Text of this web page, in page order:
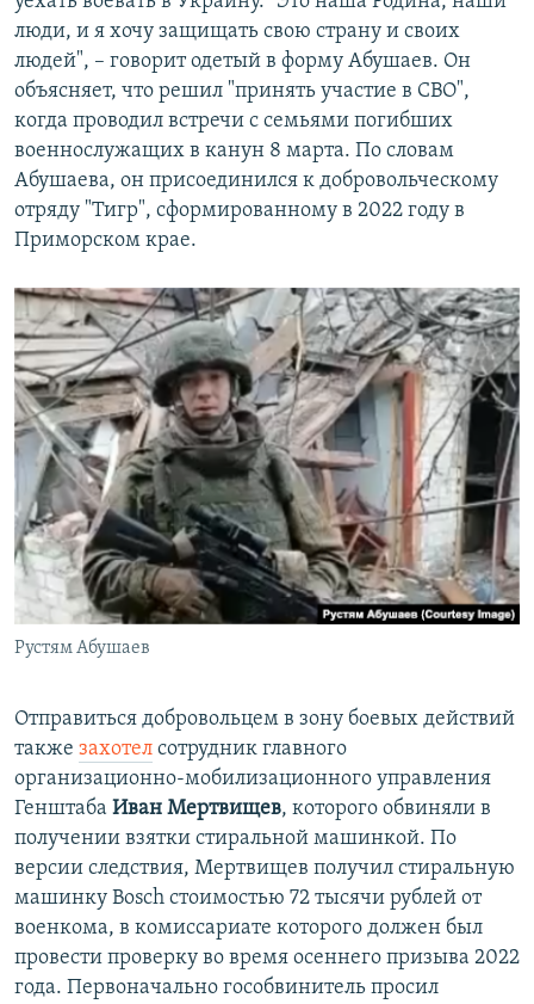
люди, и я хочу защищать свою страну и своих
людей", – говорит одетый в форму Абушаев. Он
объясняет, что решил "принять участие в СВО",
когда проводил встречи с семьями погибших
военнослужащих в канун 8 марта. По словам
Абушаева, он присоединился к добровольческому
отряду "Тигр", сформированному в 2022 году в
Приморском крае.
Рустям Абушаев
Отправиться добровольцем в зону боевых действий
также захотел сотрудник главного
организационно-мобилизационного управления
Генштаба Иван Мертвищев, которого обвиняли в
получении взятки стиральной машинкой. По
версии следствия, Мертвищев получил стиральную
машинку Bosch стоимостью 72 тысячи рублей от
военкома, в комиссариате которого должен был
провести проверку во время осеннего призыва 2022
года. Первоначально гособвинитель просил